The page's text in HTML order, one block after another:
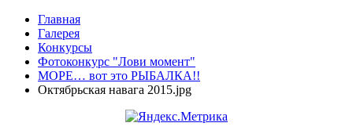
Главная
Галерея
Конкурсы
Фотоконкурс "Лови момент"
МОРЕ… вот это РЫБАЛКА!!
Октябрьская навага 2015.jpg